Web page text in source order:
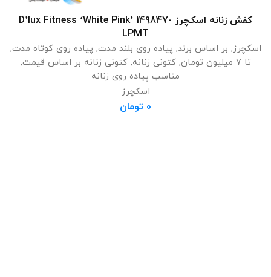
انتخاب گزینه ها
کفش زنانه اسکچرز D’lux Fitness ‘White Pink’ 149847-
LPMT
اسکچرز, بر اساس برند, پیاده روی بلند مدت, پیاده روی کوتاه مدت,
تا 7 میلیون تومان
,کتونی زنانه,کتونی زنانه بر اساس قیمت,
مناسب پیاده روی زنانه
اسکچرز
0 تومان